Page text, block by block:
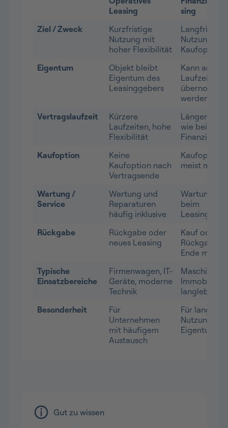
Leasing
sing
Ziel / Zweck
Kurzfristige
Nutzung mit
hoher Flexibilität
Langfristige
Nutzung mit
Kaufoption
Eigentum
Objekt bleibt
Eigentum des
Leasinggebers
Kann am
werden
Vertragslaufzeit
Kürzere
Laufzeiten, hohe
Flexibilität
Längere
wie bei
Kaufoption
Keine
Kaufoption nach
Vertragsende
Kaufoption
meist
Wartung /
Service
Wartung und
Reparaturen
häufig inklusive
Wartung
beim
Rückgabe
Rückgabe oder
neues Leasing
Kauf oder
Rückgabe
Ende
Typische
Einsatzbereiche
Firmenwagen, IT-
Geräte, moderne
Technik
Maschinen,
Immobilien,
langlebige
Besonderheit
Für
Unternehmen
mit häufigem
Austausch
Für
Nutzung und
Eigentum
Gut zu wissen